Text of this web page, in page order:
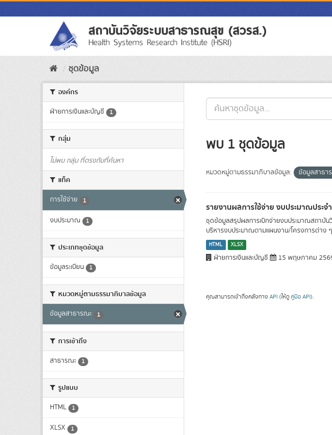
Skip
to
ชุดข้อมูล
องค์กร
ฝ่ายการเงินและบัญชี 1
กลุ่ม
ไม่พบ กลุ่ม ที่ตรงกับที่ค้นหา
แท็ค
การใช้จ่าย 1
งบประมาณ 1
ประเภทชุดข้อมูล
ข้อมูลระเบียน 1
หมวดหมู่ตามธรรมาภิบาลข้อมูล
ข้อมูลสาธารณะ 1
การเข้าถึง
สาธารณะ 1
รูปแบบ
HTML 1
XLSX 1
พบ 1 ชุดข้อมูล
หมวดหมู่ตามธรรมาภิบาลข้อมูล: ข้อมูลสาธา
รายงานผลการใช้จ่าย งบประมาณประจ
ชุดข้อมูลสรุปผลการเบิกจ่ายงบประมาณสถาบั
บริหารงบประมาณตามแผนงาน/โครงการต่าง
HTML XLSX
ฝ่ายการเงินและบัญชี 15 พฤษภาคม
คุณสามารถเข้าถึงคลังทาง API (ให้ดู คู่มือ API).